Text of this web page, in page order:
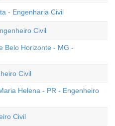
- Engenharia Civil
Civil
Belo Horizonte - MG -
Civil
Helena - PR - Engenheiro
Civil